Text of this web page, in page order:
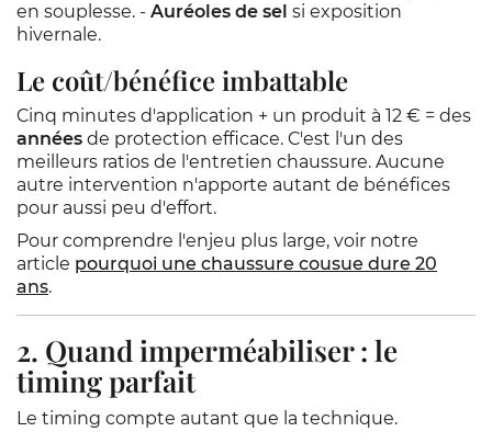
en souplesse. - Auréoles de sel si exposition
hivernale.
Le coût/bénéfice imbattable
Cinq minutes d'application + un produit à 12 € = des
années de protection efficace. C'est l'un des
meilleurs ratios de l'entretien chaussure. Aucune
autre intervention n'apporte autant de bénéfices
pour aussi peu d'effort.
Pour comprendre l'enjeu plus large, voir notre
article pourquoi une chaussure cousue dure 20
ans.
2. Quand imperméabiliser : le
timing parfait
Le timing compte autant que la technique.